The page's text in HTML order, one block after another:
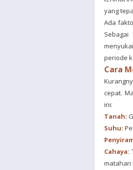
yang
Ada
periode
Cara
cepat.
ini:
Tanah:
Suhu:
Cahaya:
matahari